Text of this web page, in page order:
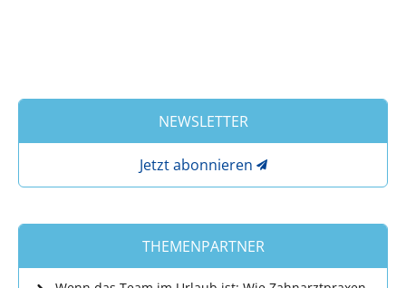
NEWSLETTER
Jetzt abonnieren
THEMENPARTNER